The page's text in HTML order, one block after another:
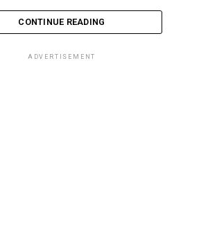
CONTINUE READING
ADVERTISEMENT